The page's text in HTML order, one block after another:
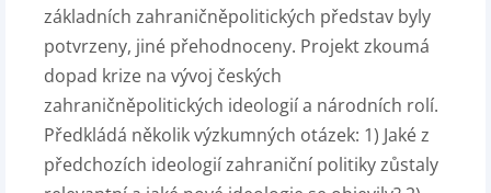
základních zahraničněpolitických představ byly
potvrzeny, jiné přehodnoceny. Projekt zkoumá
dopad krize na vývoj českých
zahraničněpolitických ideologií a národních rolí.
Předkládá několik výzkumných otázek: 1) Jaké z
předchozích ideologií zahraniční politiky zůstaly